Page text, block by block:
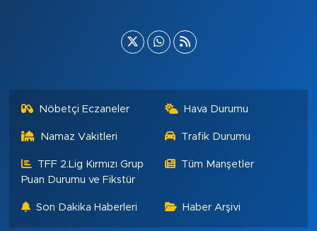
Nöbetçi Eczaneler Hava Durumu
Namaz Vakitleri Trafik Durumu
TFF 2.Lig Kırmızı Grup
Puan Durumu ve Fikstür
Tüm Manşetler
Son Dakika Haberleri Haber Arşivi